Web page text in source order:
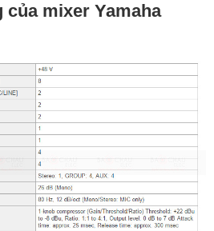
của mixer Yamaha